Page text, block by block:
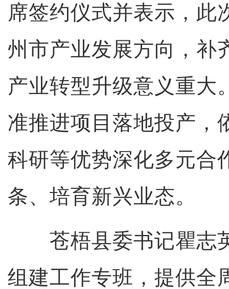
席签约仪式并表示，此
州市产业发展方向，补
产业转型升级意义重大
准推进项目落地投产，
科研等优势深化多元合
条、培育新兴业态。
苍梧县委书记瞿志
组建工作专班，提供全